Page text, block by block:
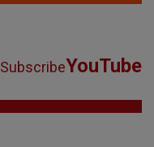
SubscribeYouTube